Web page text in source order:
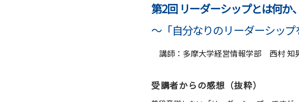
第2回 リーダーシップとは何か
～「自分なりのリーダーシッ
講師：多摩大学経営情報学部 西村 知
受講者からの感想（抜粋）